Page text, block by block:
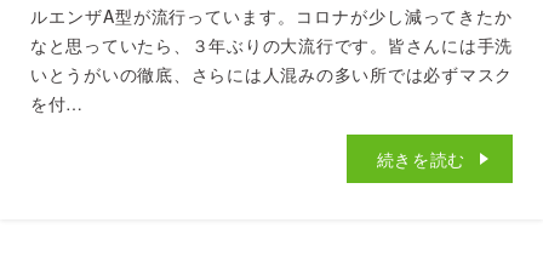
ルエンザA型が流行っています。コロナが少し減ってきたか
なと思っていたら、３年ぶりの大流行です。皆さんには手洗
いとうがいの徹底、さらには人混みの多い所では必ずマスク
を付…
続きを読む